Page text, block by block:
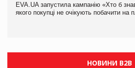
EVA.UA запустила кампанію «Хто б
якого покупці не очікують побачити на
05.08.2026
Мережа супермаркетів VARUS купує
НОВИНИ B2B